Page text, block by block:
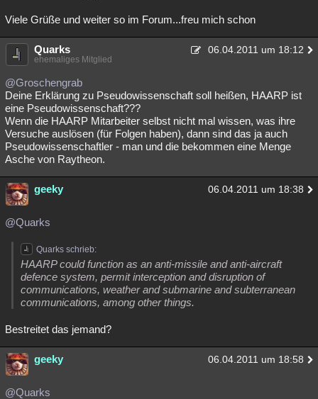
Viele Grüße und weiter so im Forum...freu mich schon
Quarks 06.04.2011 um 18:12
ehemaliges Mitglied
@Groschengrab
Deine Erklärung zu Pseudowissenschaft soll heißen, HAARP ist
eine Pseudowissenschaft???
Wenn die HAARP Mitarbeiter selbst nicht mal wissen, was ihre
Versuche auslösen (für Folgen haben), dann sind das ja auch
Pseudowissenschaftler - man und die bekommen eine Menge
Asche von Raytheon.
geeky 06.04.2011 um 18:38
@Quarks
Quarks schrieb:
HAARP could function as an anti-missile and anti-aircraft
defence system, permit interception and disruption of
communications, weather and submarine and subterranean
communications, among other things.
Bestreitet das jemand?
geeky 06.04.2011 um 18:58
@Quarks